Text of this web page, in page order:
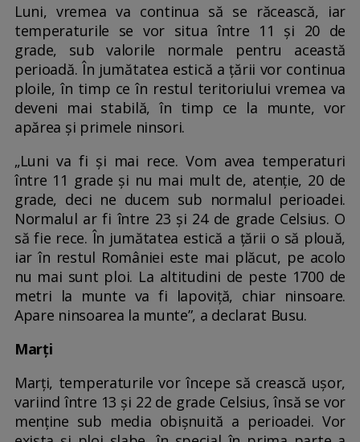
Luni, vremea va continua să se răcească, iar
temperaturile se vor situa între 11 și 20 de
grade, sub valorile normale pentru această
perioadă. În jumătatea estică a țării vor continua
ploile, în timp ce în restul teritoriului vremea va
deveni mai stabilă, în timp ce la munte, vor
apărea și primele ninsori.
„Luni va fi și mai rece. Vom avea temperaturi
între 11 grade și nu mai mult de, atenție, 20 de
grade, deci ne ducem sub normalul perioadei.
Normalul ar fi între 23 și 24 de grade Celsius. O
să fie rece. În jumătatea estică a țării o să plouă,
iar în restul României este mai plăcut, pe acolo
nu mai sunt ploi. La altitudini de peste 1700 de
metri la munte va fi lapoviță, chiar ninsoare.
Apare ninsoarea la munte”, a declarat Busu.
Marți
Marți, temperaturile vor începe să crească ușor,
variind între 13 și 22 de grade Celsius, însă se vor
menține sub media obișnuită a perioadei. Vor